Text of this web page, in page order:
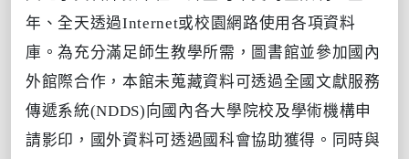
年、全天透過Internet或校園網路使用各項資料
庫。為充分滿足師生教學所需，圖書館並參加國內
外館際合作，本館未蒐藏資料可透過全國文獻服務
傳遞系統(NDDS)向國內各大學院校及學術機構申
請影印，國外資料可透過國科會協助獲得。同時與